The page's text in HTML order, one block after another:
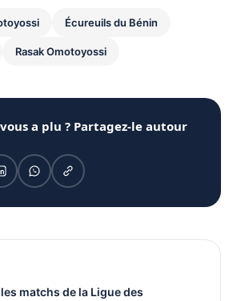
Écureuils du Bénin
Rasak Omotoyossi
a plu ? Partagez-le autour
matchs de la Ligue des